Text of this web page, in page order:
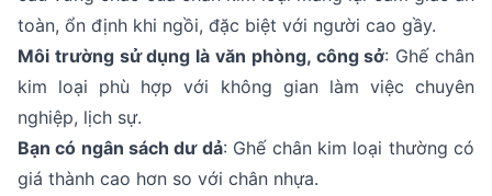
toàn, ổn định khi ngồi, đặc biệt với người cao gầy.
Môi trường sử dụng là văn phòng, công sở: Ghế chân
kim loại phù hợp với không gian làm việc chuyên
nghiệp, lịch sự.
Bạn có ngân sách dư dả: Ghế chân kim loại thường có
giá thành cao hơn so với chân nhựa.